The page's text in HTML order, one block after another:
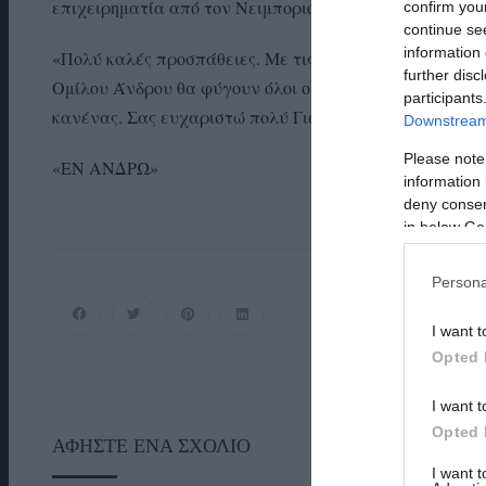
confirm
continue
information
further
Please
information
deny
in below
I want
Opted
I want
Opted
I want
επιχειρηματία από τον Νειμποριό που γράφει:
«Πολύ καλές προσπάθειες. Με τις συνεχείς διακοπές
Ομίλου Άνδρου θα φύγουν όλοι οι επισκέπτες από την
κανένας. Σας ευχαριστώ πολύ Γιάννης Στυλιανός…»
«ΕΝ ΑΝΔΡΩ»
ΑΦΉΣΤΕ ΈΝΑ ΣΧΌΛΙΟ